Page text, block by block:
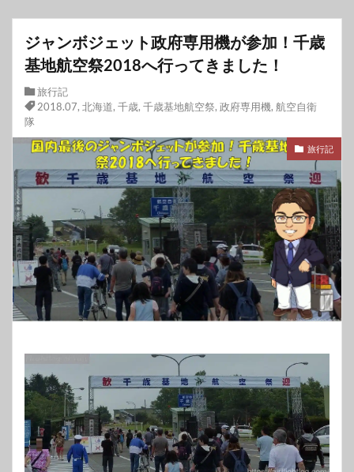
ジャンボジェット政府専用機が参加！千歳
基地航空祭2018へ行ってきました！
旅行記
2018.07, 北海道, 千歳, 千歳基地航空祭, 政府専用機, 航空自衛
隊
旅行記